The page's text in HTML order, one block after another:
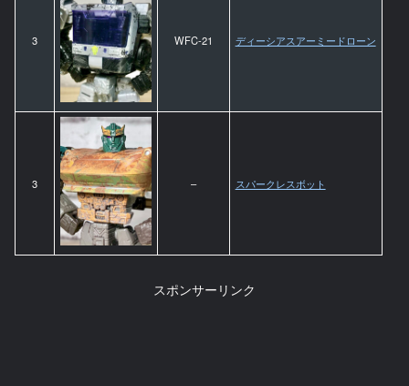
3 WFC-21 ディーシアスアーミードローン
3 – スパークレスボット
スポンサーリンク